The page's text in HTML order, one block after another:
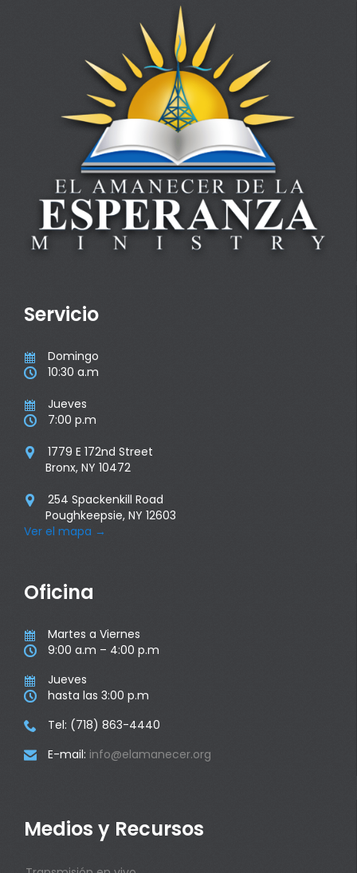
Servicio
 Domingo
 10:30 a.m
 Jueves
 7:00 p.m

1779 E 172nd Street
Bronx, NY 10472

254 Spackenkill Road
Poughkeepsie, NY 12603
Ver el mapa →
Oficina
 Martes a Viernes
 9:00 a.m – 4:00 p.m
 Jueves
 hasta las 3:00 p.m
 Tel: (718) 863-4440
 E-mail: info@elamanecer.org
Medios y Recursos